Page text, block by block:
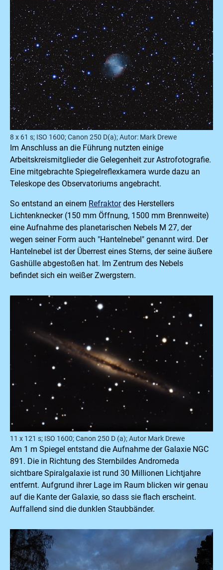
8 x 61 s; ISO 1600; Canon 250 D(a); Autor: Mark Drewe
Im Anschluss an die Führung nutzten einige
Arbeitskreismitglieder die Gelegenheit zur Astrofotografie.
Eine mitgebrachte Spiegelreflexkamera wurde dazu an
Teleskope des Observatoriums angebracht.
So entstand an einem Refraktordes Herstellers
Lichtenknecker (150 mm Öffnung, 1500 mm Brennweite)
eine Aufnahme des planetarischen Nebels M 27, der
wegen seiner Form auch "Hantelnebel" genannt wird. Der
Hantelnebel ist der Überrest eines Sterns, der seine äußere
Gashülle abgestoßen hat. Im Zentrum des Nebels
befindet sich ein weißer Zwergstern.
11 x 121 s; ISO 1600; Canon 250 D (a); Autor Mark Drewe
Am 1 m Spiegel entstand die Aufnahme der Galaxie NGC
891. Die in Richtung des Sternbildes Andromeda
sichtbare Spiralgalaxie ist rund 30 Millionen Lichtjahre
entfernt. Aufgrund ihrer Lage im Raum blicken wir genau
auf die Kante der Galaxie, so dass sie flach erscheint.
Auffallend sind die dunklen Staubbänder.